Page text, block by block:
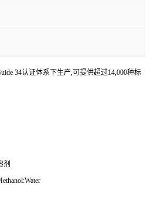
34认证体系下生产,可提供超过14,000种标
剂